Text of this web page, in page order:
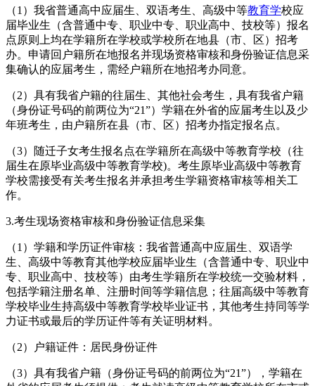
（1）我省普通高中应届生、双语考生、高级中等教育学校应
届毕业生（含普通中专、职业中专、职业高中、技校等）报名
点原则上均在学籍所在学校或学校所在地县（市、区）招考
办。申请回户籍所在地报名并现场资格审核和身份验证信息采
集确认的应届考生，需经户籍所在地招考办同意。
（2）具有我省户籍的往届生、其他社会考生，具有我省户籍
（身份证号码的前两位为“21”）学籍在外省的应届考生以及少
年班考生，由户籍所在县（市、区）招考办指定报名点。
（3）随迁子女考生报名点在学籍所在高级中等教育学校（往
届生在原毕业高级中等教育学校)。考生原毕业高级中等教育
学校需接受有关考生报名并承担考生学籍资格审核等相关工
作。
3.考生现场资格审核和身份验证信息采集
（1）学籍和学历证件审核：我省普通高中应届生、双语学
生、高级中等教育其他学校应届毕业生（含普通中专、职业中
专、职业高中、技校等）由考生学籍所在学校统一交验材料，
包括学籍注册名单、注册时间等学籍信息；往届高级中等教育
学校毕业生持高级中等教育学校毕业证书，其他考生持同等学
力证书或最后的学历证件等有关证明材料。
（2）户籍证件：居民身份证件
（3）具有我省户籍（身份证号码的前两位为“21”），学籍在